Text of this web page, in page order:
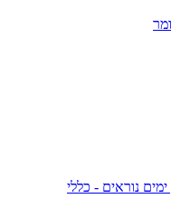
נוראים - כללי